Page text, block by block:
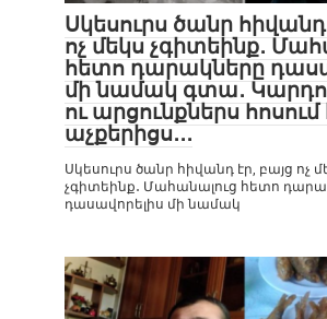
Սկեսուրս ծանր հիվանդ
ոչ մեկս չգիտեինք․
հետո դարակները
մի նամակ գտա․
ու արցունքներս հոսում
աչքերիցս․․․
Սկեսուրս ծանր հիվանդ էր, բայց ոչ
չգիտեինք․ Մահանալուց հետո
դասավորելիս մի նամակ